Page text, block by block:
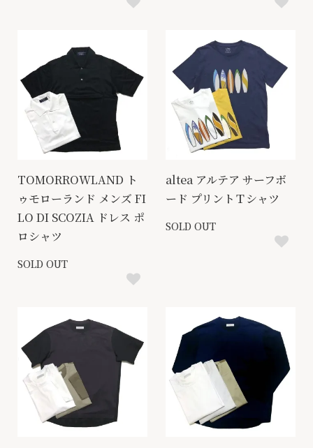
TOMORROWLAND ト
ゥモローランド メンズ FI
LO DI SCOZIA ドレス ポ
ロシャツ
SOLD OUT
altea アルテア サーフボ
ード プリントＴシャツ
SOLD OUT